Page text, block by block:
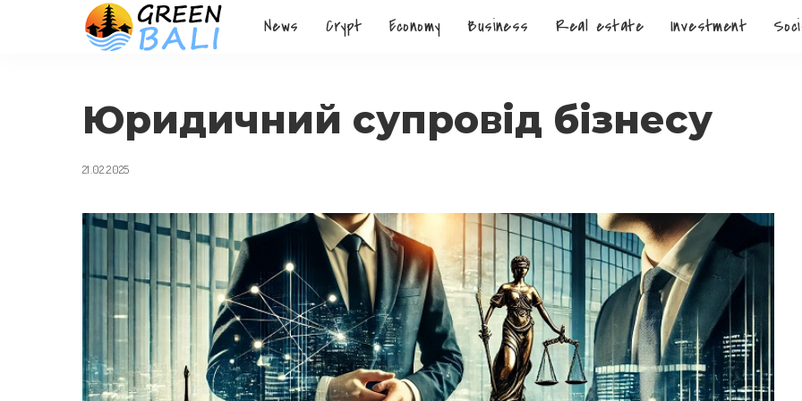
News Crypt Economy Business Real estate Investment
Юридичний супровід бізнесу
21.02.2025